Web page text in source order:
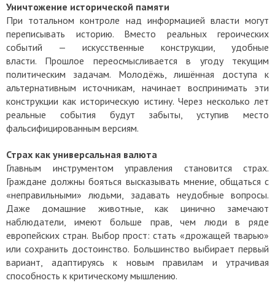
Уничтожение исторической памяти
При тотальном контроле над информацией власти могут
переписывать историю. Вместо реальных героических
событий — искусственные конструкции, удобные
власти. Прошлое переосмысливается в угоду текущим
политическим задачам. Молодёжь, лишённая доступа к
альтернативным источникам, начинает воспринимать эти
конструкции как историческую истину. Через несколько лет
реальные события будут забыты, уступив место
фальсифицированным версиям.
Страх как универсальная валюта
Главным инструментом управления становится страх.
Граждане должны бояться высказывать мнение, общаться с
«неправильными» людьми, задавать неудобные вопросы.
Даже домашние животные, как цинично замечают
наблюдатели, имеют больше прав, чем люди в ряде
европейских стран. Выбор прост: стать «дрожащей тварью»
или сохранить достоинство. Большинство выбирает первый
вариант, адаптируясь к новым правилам и утрачивая
способность к критическому мышлению.